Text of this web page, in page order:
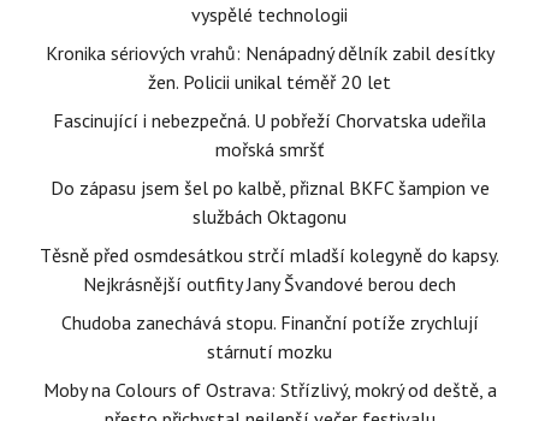
vyspělé technologii
Kronika sériových vrahů: Nenápadný dělník zabil desítky
žen. Policii unikal téměř 20 let
Fascinující i nebezpečná. U pobřeží Chorvatska udeřila
mořská smršť
Do zápasu jsem šel po kalbě, přiznal BKFC šampion ve
službách Oktagonu
Těsně před osmdesátkou strčí mladší kolegyně do kapsy.
Nejkrásnější outfity Jany Švandové berou dech
Chudoba zanechává stopu. Finanční potíže zrychlují
stárnutí mozku
Moby na Colours of Ostrava: Střízlivý, mokrý od deště, a